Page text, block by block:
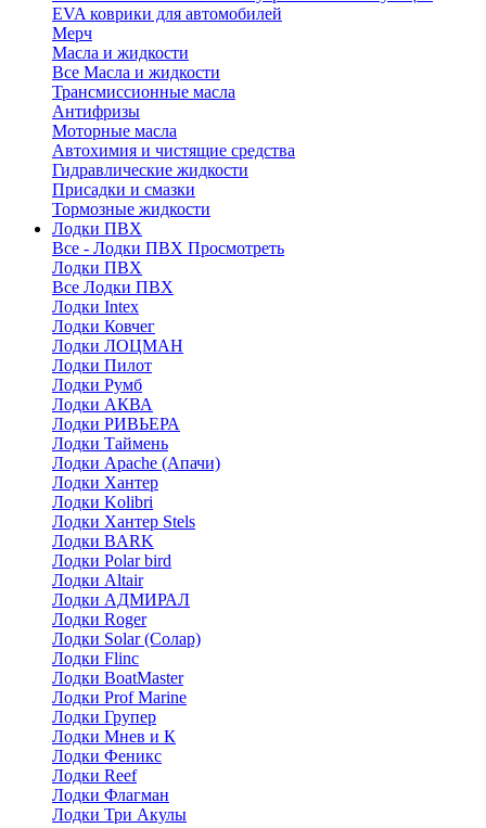
EVA коврики для автомобилей
Мерч
Масла и жидкости
Все Масла и жидкости
Трансмиссионные масла
Антифризы
Моторные масла
Автохимия и чистящие средства
Гидравлические жидкости
Присадки и смазки
Тормозные жидкости
Лодки ПВХ
Все - Лодки ПВХ Просмотреть
Лодки ПВХ
Все Лодки ПВХ
Лодки Intex
Лодки Ковчег
Лодки ЛОЦМАН
Лодки Пилот
Лодки Румб
Лодки АКВА
Лодки РИВЬЕРА
Лодки Таймень
Лодки Apache (Апачи)
Лодки Хантер
Лодки Kolibri
Лодки Хантер Stels
Лодки BARK
Лодки Polar bird
Лодки Altair
Лодки АДМИРАЛ
Лодки Roger
Лодки Solar (Солар)
Лодки Flinc
Лодки BoatMaster
Лодки Prof Marine
Лодки Групер
Лодки Мнев и К
Лодки Феникс
Лодки Reef
Лодки Флагман
Лодки Три Акулы